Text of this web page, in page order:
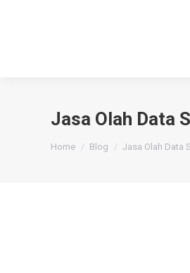
Jasa Olah Data
You are here:
Home Blog Jasa Olah Data